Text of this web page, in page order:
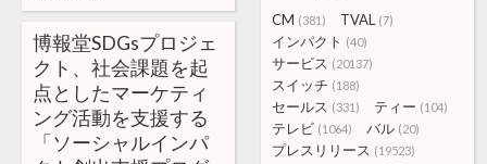
CM (381) TVAL (7)
インパクト (40)
サービス (20137)
スイッチ (188)
セールス (331) ティー (104)
テレビ (1064) バル (20)
プレスリリース (19523)
博報堂SDGsプロジェ
クト、社会課題を起
点としたマーケティ
ング活動を支援する
「ソーシャルインパ